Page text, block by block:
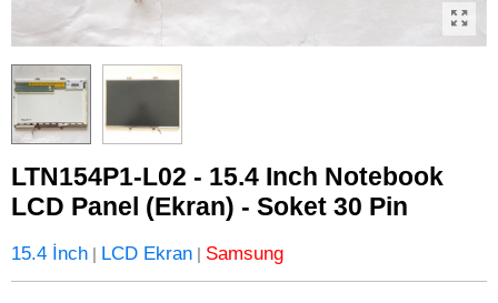
LTN154P1-L02 - 15.4 Inch Notebook
LCD Panel (Ekran) - Soket 30 Pin
15.4 İnch | LCD Ekran | Samsung